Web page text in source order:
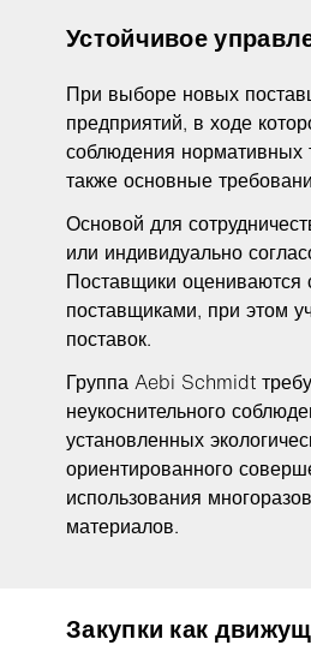
Устойчивое
При выборе новых
предприятий, в ходе
соблюдения
также основные
Основой для
или индивидуально
Поставщики
поставщиками, при этом
поставок.
Группа Aebi Schmidt
неукоснительного
установленных
ориентированного
использования
материалов.
Закупки как